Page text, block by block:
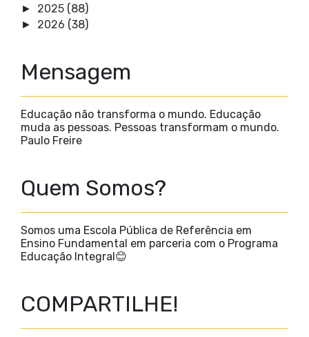
► 2025 (88)
► 2026 (38)
Mensagem
Educação não transforma o mundo. Educação
muda as pessoas. Pessoas transformam o mundo.
Paulo Freire
Quem Somos?
Somos uma Escola Pública de Referência em
Ensino Fundamental em parceria com o Programa
Educação Integral😊
COMPARTILHE!